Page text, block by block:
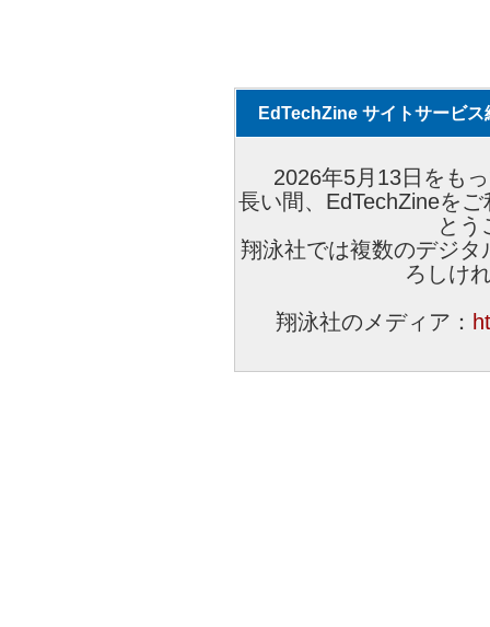
EdTechZine サイトサービス
2026年5月13日をも
長い間、EdTechZineを
とう
翔泳社では複数のデジ
ろしけ
翔泳社のメディア：